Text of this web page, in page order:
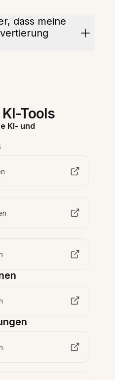
dass meine
Tools
KI- und